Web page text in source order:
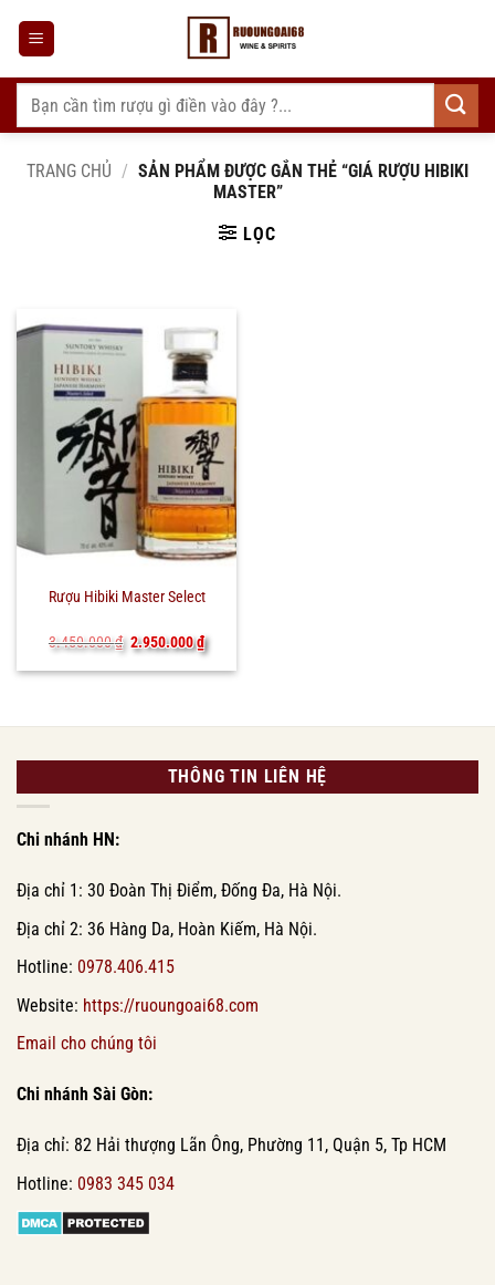
dung
Tìm
kiếm:
TRANG CHỦ / SẢN PHẨM ĐƯỢC GẮN THẺ “GIÁ RƯỢU HIBIKI
MASTER”
LỌC
Rượu Hibiki Master Select
3.450.000₫ Giá
gốc
là:
2.950.000₫Giá
hiện
tại
THÔNG TIN LIÊN HỆ
Chi nhánh HN:
Địa chỉ 1: 30 Đoàn Thị Điểm, Đống Đa, Hà Nội.
Địa chỉ 2: 36 Hàng Da, Hoàn Kiếm, Hà Nội.
Hotline: 0978.406.415
Website: https://ruoungoai68.com
Email cho chúng tôi
Chi nhánh Sài Gòn:
Địa chỉ: 82 Hải thượng Lãn Ông, Phường 11, Quận 5, Tp HCM
Hotline: 0983 345 034